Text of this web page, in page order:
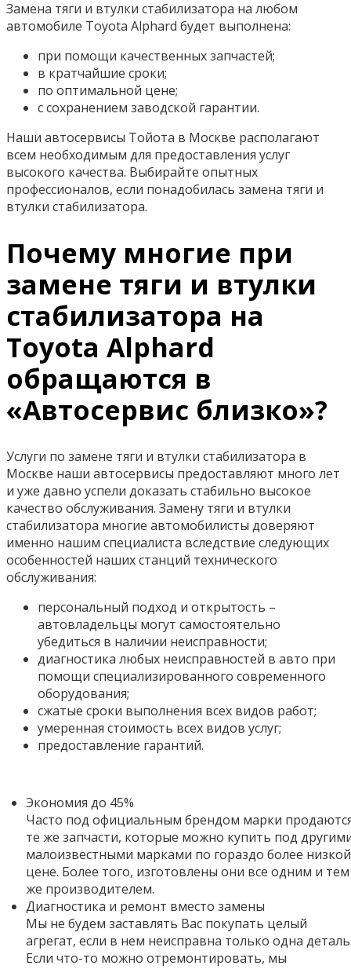
Замена тяги и втулки стабилизатора на любом
автомобиле Toyota Alphard будет выполнена:
при помощи качественных запчастей;
в кратчайшие сроки;
по оптимальной цене;
с сохранением заводской гарантии.
Наши автосервисы Тойота в Москве располагают
всем необходимым для предоставления услуг
высокого качества. Выбирайте опытных
профессионалов, если понадобилась замена тяги и
втулки стабилизатора.
Почему многие при
замене тяги и втулки
стабилизатора на
Toyota Alphard
обращаются в
«Автосервис близко»?
Услуги по замене тяги и втулки стабилизатора в
Москве наши автосервисы предоставляют много лет
и уже давно успели доказать стабильно высокое
качество обслуживания. Замену тяги и втулки
стабилизатора многие автомобилисты доверяют
именно нашим специалиста вследствие следующих
особенностей наших станций технического
обслуживания:
персональный подход и открытость –
автовладельцы могут самостоятельно
убедиться в наличии неисправности;
диагностика любых неисправностей в авто при
помощи специализированного современного
оборудования;
сжатые сроки выполнения всех видов работ;
умеренная стоимость всех видов услуг;
предоставление гарантий.
Экономия до 45%
Часто под официальным брендом марки
те же запчасти, которые можно купить под
малоизвестными марками по гораздо более низкой
цене. Более того, изготовлены они все одним и тем
же производителем.
Диагностика и ремонт вместо замены
Мы не будем заставлять Вас покупать целый
агрегат, если в нем неисправна только одна
Если что-то можно отремонтировать, мы